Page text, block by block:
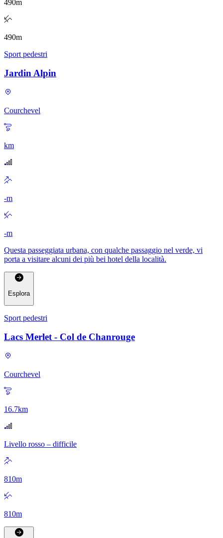
490m
490m
Sport pedestri
Jardin Alpin
Courchevel
km
-m
-m
Questa passeggiata urbana, con qualche passaggio nel verde, vi
porta a visitare alcuni dei più bei hotel della località.
Esplora
Sport pedestri
Lacs Merlet - Col de Chanrouge
Courchevel
16.7km
Livello rosso – difficile
810m
810m